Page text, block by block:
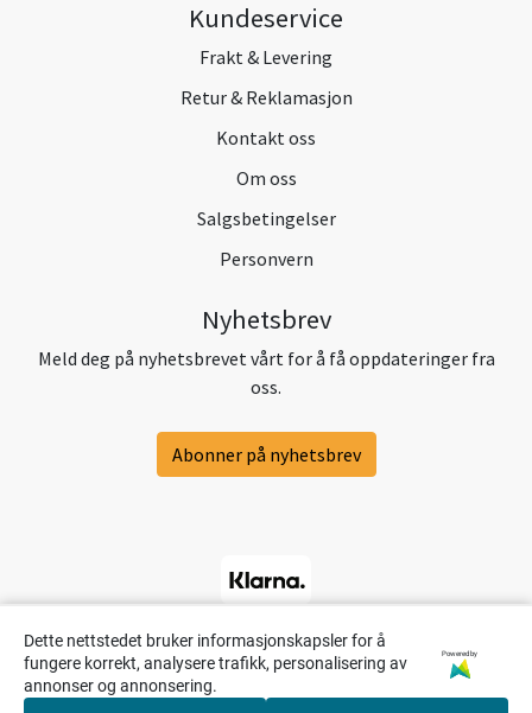
Dette nettstedet bruker informasjonskapsler for å
fungere korrekt, analysere trafikk, personalisering av
annonser og annonsering.
Powered by
Kundeservice
Frakt & Levering
Retur & Reklamasjon
Kontakt oss
Om oss
Salgsbetingelser
Personvern
Nyhetsbrev
Meld deg på nyhetsbrevet vårt for å få oppdateringer fra
oss.
Abonner på nyhetsbrev